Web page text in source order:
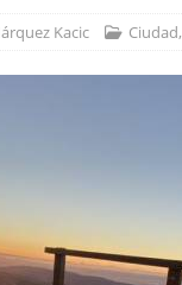
Kacic Ciudad,